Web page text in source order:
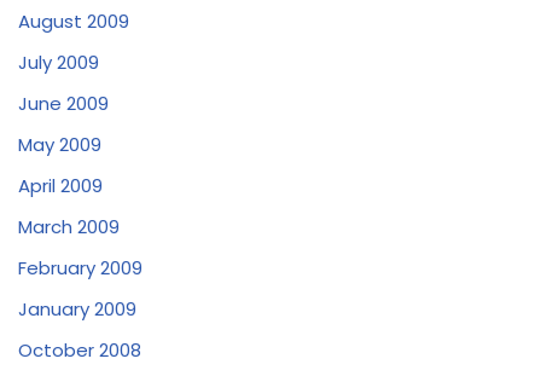
August 2009
July 2009
June 2009
May 2009
April 2009
March 2009
February 2009
January 2009
October 2008